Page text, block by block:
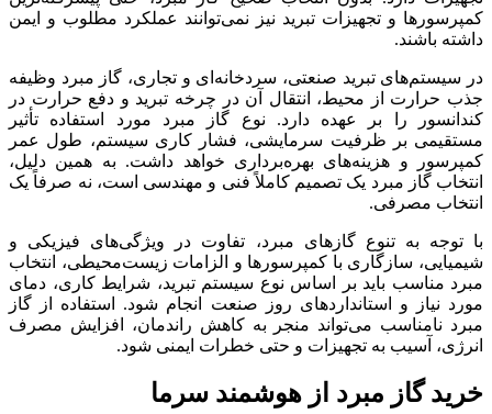
کمپرسورها و تجهیزات تبرید نیز نمی‌توانند عملکرد مطلوب و ایمن
داشته باشند.
در سیستم‌های تبرید صنعتی، سردخانه‌ای و تجاری، گاز مبرد وظیفه
جذب حرارت از محیط، انتقال آن در چرخه تبرید و دفع حرارت در
کندانسور را بر عهده دارد. نوع گاز مبرد مورد استفاده تأثیر
مستقیمی بر ظرفیت سرمایشی، فشار کاری سیستم، طول عمر
کمپرسور و هزینه‌های بهره‌برداری خواهد داشت. به همین دلیل،
انتخاب گاز مبرد یک تصمیم کاملاً فنی و مهندسی است، نه صرفاً یک
انتخاب مصرفی.
با توجه به تنوع گازهای مبرد، تفاوت در ویژگی‌های فیزیکی و
شیمیایی، سازگاری با کمپرسورها و الزامات زیست‌محیطی، انتخاب
مبرد مناسب باید بر اساس نوع سیستم تبرید، شرایط کاری، دمای
مورد نیاز و استانداردهای روز صنعت انجام شود. استفاده از گاز
مبرد نامناسب می‌تواند منجر به کاهش راندمان، افزایش مصرف
انرژی، آسیب به تجهیزات و حتی خطرات ایمنی شود.
خرید گاز مبرد از هوشمند سرما